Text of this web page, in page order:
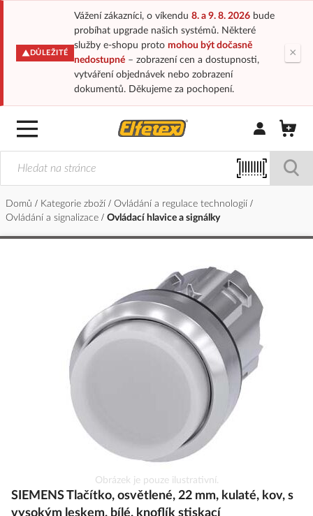
DŮLEŽITÉ
Vážení zákazníci, o víkendu 8. a 9. 8. 2026bude
probíhat upgrade našich systémů. Některé
služby e-shopu proto mohou být dočasně
nedostupné– zobrazení cen a dostupnosti,
vytváření objednávek nebo zobrazení
dokumentů. Děkujeme za pochopení.
×
Přihlásit/
Domů Kategorie zboží
Ovládání a regulace technologií
Ovládání a signalizace
Ovládací hlavice a signálky
na
začátek
Obrázek je pouze ilustrativní.
SIEMENS Tlačítko, osvětlené, 22 mm, kulaté, kov, s
vysokým leskem, bílé, knoflík stiskací